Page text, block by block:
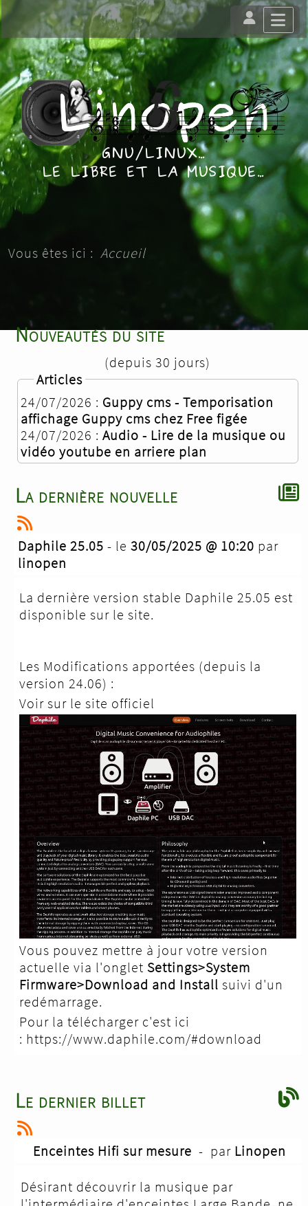
Vous êtes ici : Accueil
Nouveautés du site
(depuis 30 jours)
Articles
24/07/2026 : Guppy cms - Temporisation
affichage Guppy cms chez Free figée
24/07/2026 : Audio - Lire de la musique ou
vidéo youtube en arriere plan
La dernière nouvelle
Daphile 25.05 - le 30/05/2025 @ 10:20 par
linopen
La dernière version stable Daphile 25.05 est
disponible sur le site.
Les Modifications apportées (depuis la
version 24.06) :
Voir sur le site officiel
Vous pouvez mettre à jour votre version
actuelle via l'onglet Settings>System
Firmware>Download and Install suivi d'un
redémarrage.
Pour la télécharger c'est ici
: https://www.daphile.com/#download
Le dernier billet
Enceintes Hifi sur mesure - par Linopen
Désirant découvrir la musique par